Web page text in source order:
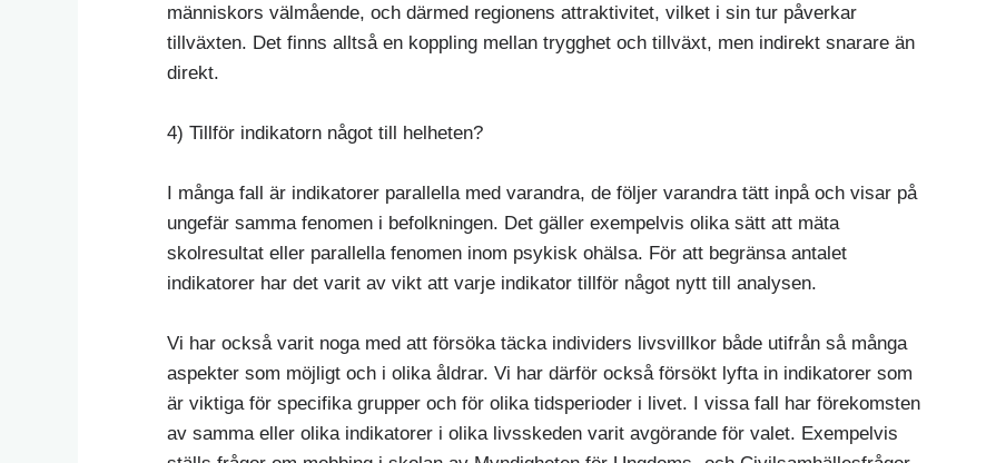
människors välmående, och därmed regionens attraktivitet, vilket i sin tur påverkar
tillväxten. Det finns alltså en koppling mellan trygghet och tillväxt, men indirekt snarare än
direkt.
4) Tillför indikatorn något till helheten?
I många fall är indikatorer parallella med varandra, de följer varandra tätt inpå och visar på
ungefär samma fenomen i befolkningen. Det gäller exempelvis olika sätt att mäta
skolresultat eller parallella fenomen inom psykisk ohälsa. För att begränsa antalet
indikatorer har det varit av vikt att varje indikator tillför något nytt till analysen.
Vi har också varit noga med att försöka täcka individers livsvillkor både utifrån så många
aspekter som möjligt och i olika åldrar. Vi har därför också försökt lyfta in indikatorer som
är viktiga för specifika grupper och för olika tidsperioder i livet. I vissa fall har förekomsten
av samma eller olika indikatorer i olika livsskeden varit avgörande för valet. Exempelvis